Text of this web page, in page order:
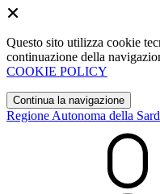
Questo sito utilizza cookie
continuazione della
COOKIE POLICY
Continua la navigazione
Regione Autonoma della